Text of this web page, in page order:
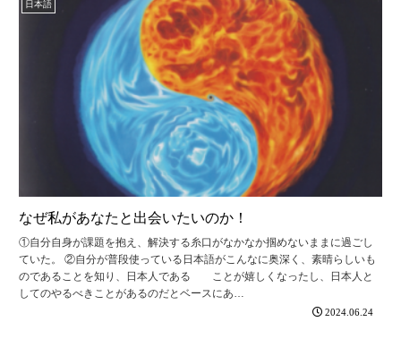
日本語
なぜ私があなたと出会いたいのか！
①自分自身が課題を抱え、解決する糸口がなかなか掴めないままに過ごし
ていた。 ②自分が普段使っている日本語がこんなに奥深く、素晴らしいも
のであることを知り、日本人である ことが嬉しくなったし、日本人と
してのやるべきことがあるのだとベースにあ…
2024.06.24